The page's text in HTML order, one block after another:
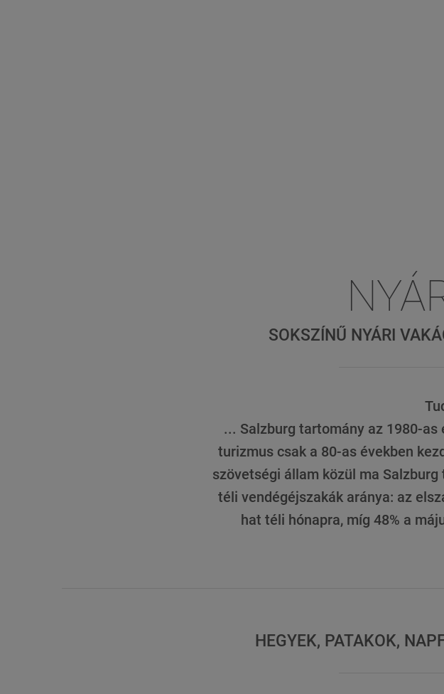
SOKSZÍNŰ NYÁRI
... Salzburg tartomány az 1980-
turizmus csak a 80-as években
szövetségi állam közül ma
téli vendégéjszakák aránya: az
hat téli hónapra, míg 48% a
HEGYEK, PATAKOK,